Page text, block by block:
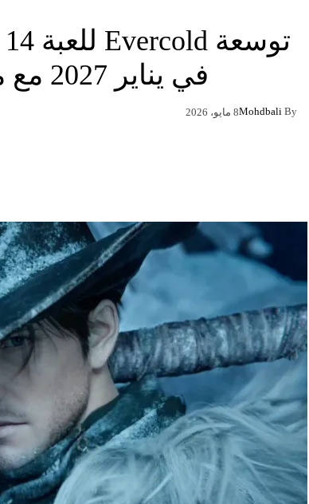
في يناير 2027 مع ميزات جديدة
By
Mohdbali8 مايو، 2026